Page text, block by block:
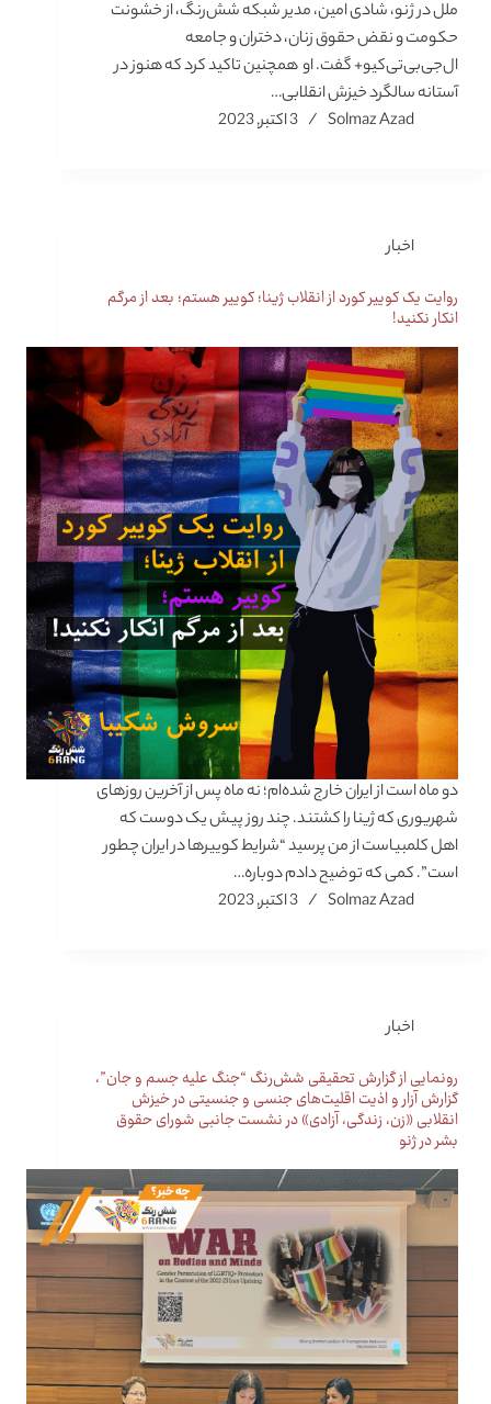
ملل در ژنو، شادی امین، مدیر شبکه شش‌رنگ، از خشونت
حکومت و نقض حقوق زنان، دختران و جامعه
ال‌جی‌بی‌تی‌کیو‌+ گفت. او همچنین تاکید کرد که هنوز در
آستانه سالگرد خیزش انقلابی…
Solmaz Azad
3 اکتبر, 2023
اخبار
روایت یک کوییر کورد از انقلاب ژینا؛ کوییر هستم؛ بعد از مرگم
انکار نکنید!
دو ماه است از ایران خارج شده‌ام؛ نه ماه پس از آخرین روزهای
شهریوری که ژینا را کشتند. چند روز پیش یک دوست که
اهل کلمبیاست از من پرسید “شرایط کوییرها در ایران چطور
است”. کمی که توضیح دادم دوباره…
Solmaz Azad
3 اکتبر, 2023
اخبار
رونمایی از گزارش تحقیقی شش‌رنگ “جنگ علیه جسم و جان”،
گزارش آزار و اذیت اقلیت‌های جنسی و جنسیتی در خیزش
انقلابی «زن، زندگی، آزادی» در نشست جانبی شورای حقوق
بشر در ژنو